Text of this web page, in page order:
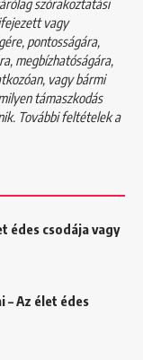
szórakoztatási
vagy
pontosságára,
megbízhatóságára,
vagy bármi
támaszkodás
További feltételek a
édes csodája vagy
– Az élet édes